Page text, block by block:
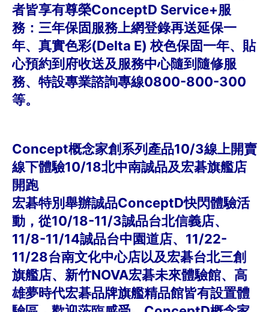
者皆享有尊榮ConceptD Service+服
務：三年保固服務上網登錄再送延保一
年、真實色彩(Delta E) 校色保固一年、貼
心預約到府收送及服務中心隨到隨修服
務、特設專業諮詢專線0800-800-300
等。
Concept概念家創系列產品10/3線上開賣
線下體驗10/18北中南誠品及宏碁旗艦店
開跑
宏碁特別舉辦誠品ConceptD快閃體驗活
動，從10/18-11/3誠品台北信義店、
11/8-11/14誠品台中園道店、11/22-
11/28台南文化中心店以及宏碁台北三創
旗艦店、新竹NOVA宏碁未來體驗館、高
雄夢時代宏碁品牌旗艦精品館皆有設置體